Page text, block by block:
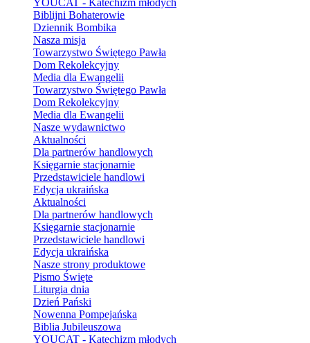
YOUCAT - Katechizm młodych
Biblijni Bohaterowie
Dziennik Bombika
Nasza misja
Towarzystwo Świętego Pawła
Dom Rekolekcyjny
Media dla Ewangelii
Towarzystwo Świętego Pawła
Dom Rekolekcyjny
Media dla Ewangelii
Nasze wydawnictwo
Aktualności
Dla partnerów handlowych
Księgarnie stacjonarnie
Przedstawiciele handlowi
Edycja ukraińska
Aktualności
Dla partnerów handlowych
Księgarnie stacjonarnie
Przedstawiciele handlowi
Edycja ukraińska
Nasze strony produktowe
Pismo Święte
Liturgia dnia
Dzień Pański
Nowenna Pompejańska
Biblia Jubileuszowa
YOUCAT - Katechizm młodych